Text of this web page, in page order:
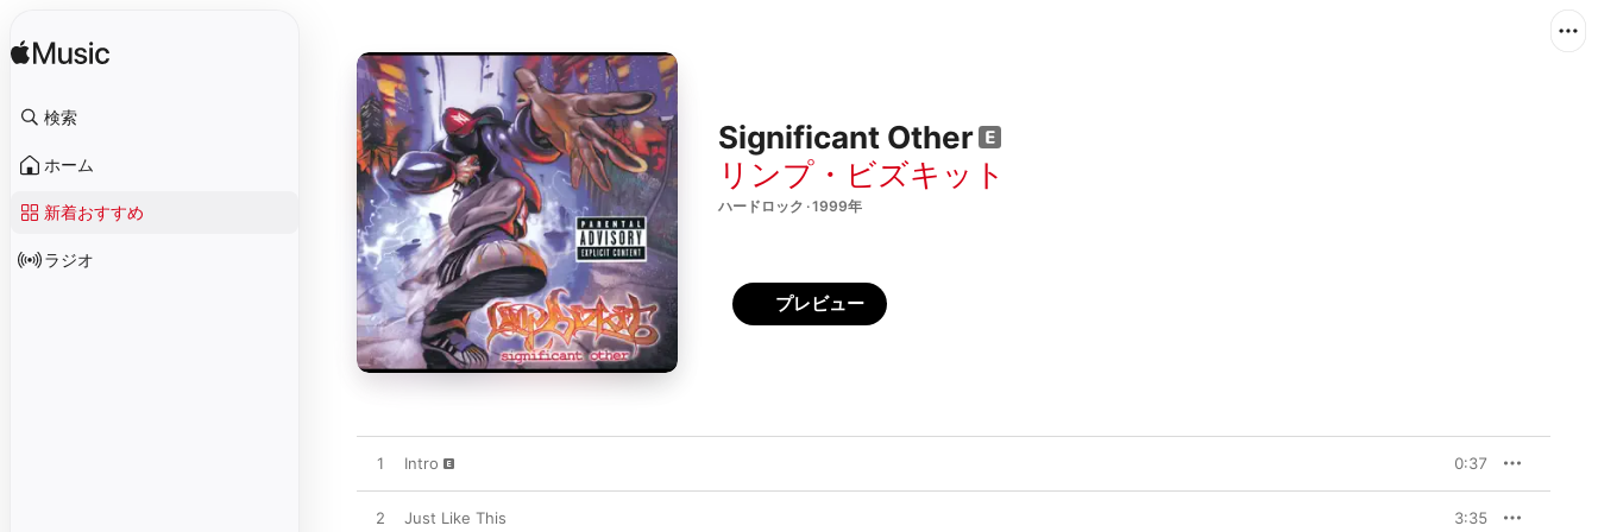
検索
ホーム
新着おすすめ
ラジオ
Significant Other
リンプ・ビズキット
ハードロック · 1999年
プレビュー
1 Intro 0:37
2 Just Like This 3:35